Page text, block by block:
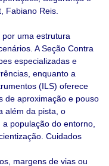
Fabiano Reis.
por uma estrutura
A Seção Contra
especializadas e
enquanto a
(ILS) oferece
de aproximação e pouso
além da pista, o
população do entorno,
Cuidados
margens de vias ou